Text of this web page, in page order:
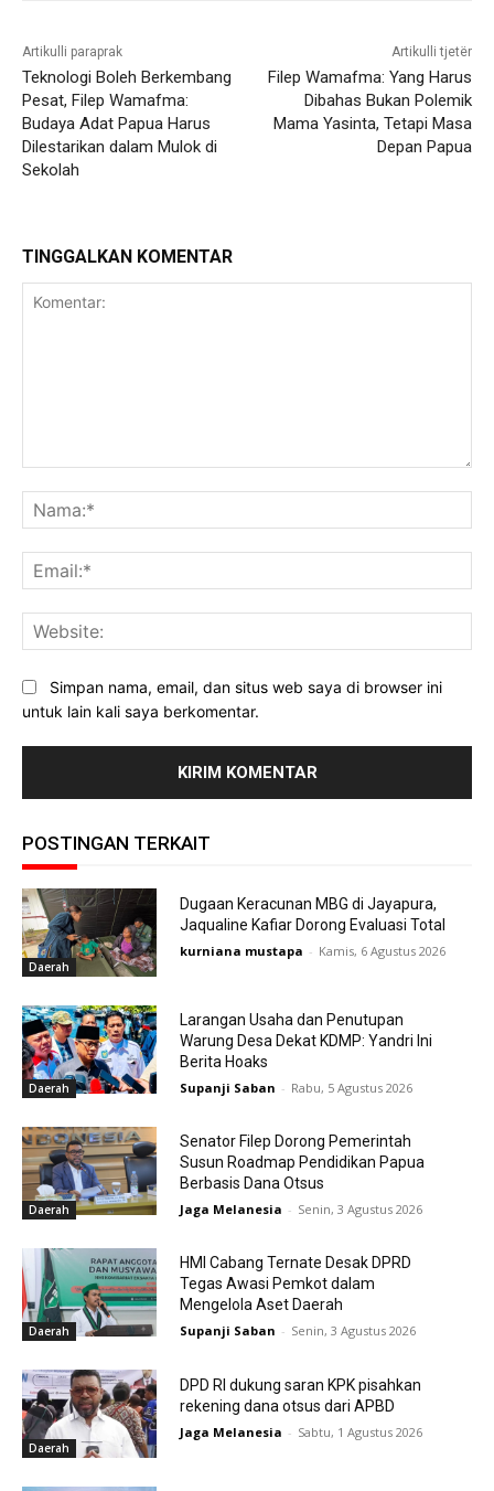
Artikulli paraprak
Teknologi Boleh Berkembang
Pesat, Filep Wamafma:
Budaya Adat Papua Harus
Dilestarikan dalam Mulok di
Sekolah
Artikulli tjetër
Filep Wamafma: Yang Harus
Dibahas Bukan Polemik
Mama Yasinta, Tetapi Masa
Depan Papua
TINGGALKAN KOMENTAR
Simpan nama, email, dan situs web saya di browser ini
untuk lain kali saya berkomentar.
POSTINGAN TERKAIT
Daerah
Dugaan Keracunan MBG di Jayapura,
Jaqualine Kafiar Dorong Evaluasi Total
kurniana mustapa - Kamis, 6 Agustus 2026
Daerah
Larangan Usaha dan Penutupan
Warung Desa Dekat KDMP: Yandri Ini
Berita Hoaks
Supanji Saban - Rabu, 5 Agustus 2026
Daerah
Senator Filep Dorong Pemerintah
Susun Roadmap Pendidikan Papua
Berbasis Dana Otsus
Jaga Melanesia - Senin, 3 Agustus 2026
Daerah
HMI Cabang Ternate Desak DPRD
Tegas Awasi Pemkot dalam
Mengelola Aset Daerah
Supanji Saban - Senin, 3 Agustus 2026
Daerah
DPD RI dukung saran KPK pisahkan
rekening dana otsus dari APBD
Jaga Melanesia - Sabtu, 1 Agustus 2026